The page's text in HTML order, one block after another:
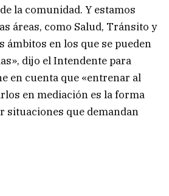
la comunidad. Y estamos
áreas, como Salud, Tránsito y
ámbitos en los que se pueden
dijo el Intendente para
en cuenta que «entrenar al
en mediación es la forma
situaciones que demandan